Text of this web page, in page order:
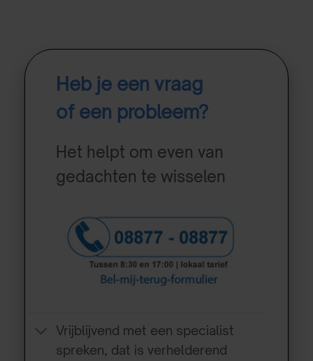
Heb je een vraag
of een probleem?
Het helpt om even van
gedachten te wisselen
Vrijblijvend met een specialist
spreken, dat is verhelderend